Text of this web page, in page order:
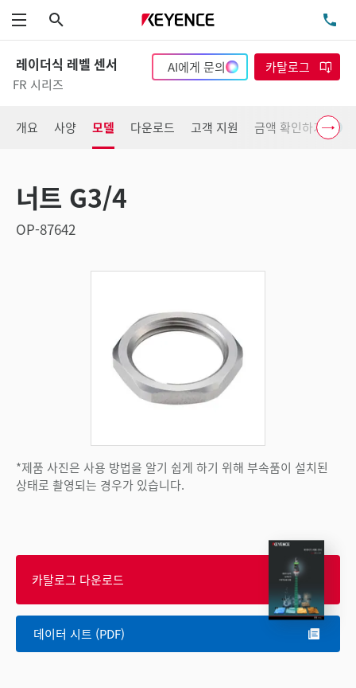
메뉴
레이더식 레벨 센서
FR 시리즈
AI에게 문의 카탈로그
개요 사양 모델 다운로드 고객 지원 금액 확인하기
너트 G3/4
OP-87642
*제품 사진은 사용 방법을 알기 쉽게 하기 위해 부속품이 설치된
상태로 촬영되는 경우가 있습니다.
카탈로그 다운로드
데이터 시트 (PDF)